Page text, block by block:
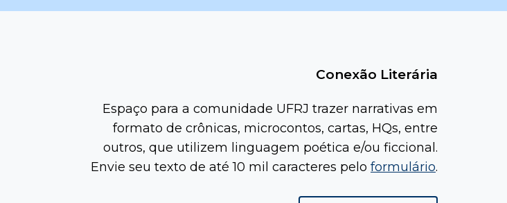
Conexão Literária
Espaço para a comunidade UFRJ trazer narrativas em
formato de crônicas, microcontos, cartas, HQs, entre
outros, que utilizem linguagem poética e/ou ficcional.
Envie seu texto de até 10 mil caracteres pelo formulário.